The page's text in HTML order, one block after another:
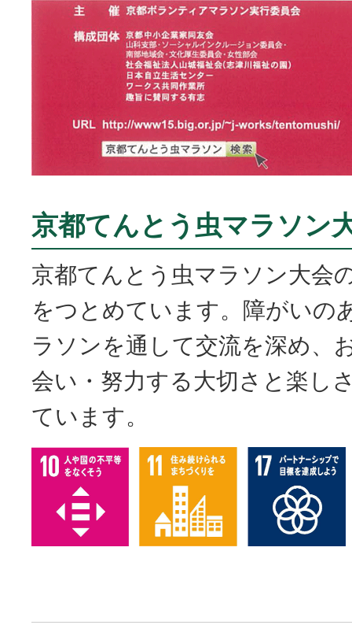
京都てんとう虫マラソン
京都てんとう虫マラソン大会
をつとめています。障がいの
ラソンを通して交流を深め、
会い・努力する大切さと楽し
ています。